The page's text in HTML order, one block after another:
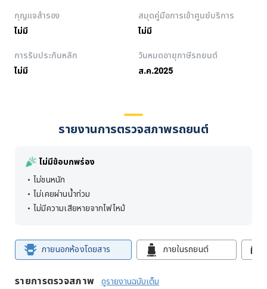
กุญแจสำรอง
ไม่มี
สมุดคู่มือการเข้าศูนย์บริการ
ไม่มี
การรับประกันหลัก
ไม่มี
วันหมดอายุภาษีรถยนต์
ส.ค.2025
รายงานการตรวจสภาพรถยนต์
ไม่มีข้อบกพร่อง
ไม่ชนหนัก
ไม่เคยผ่านน้ำท่วม
ไม่มีความเสียหายจากไฟไหม้
ภายนอกห้องโดยสาร ภายในรถยนต์
รายการตรวจสภาพ ดูรายงานฉบับเต็ม